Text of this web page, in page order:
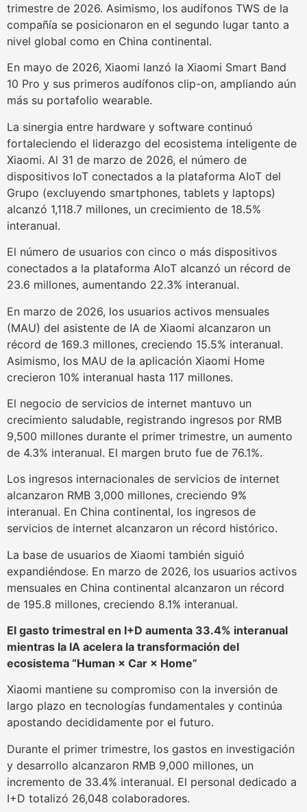
trimestre de 2026. Asimismo, los audífonos TWS de la
compañía se posicionaron en el segundo lugar tanto a
nivel global como en China continental.
En mayo de 2026, Xiaomi lanzó la Xiaomi Smart Band
10 Pro y sus primeros audífonos clip-on, ampliando aún
más su portafolio wearable.
La sinergia entre hardware y software continuó
fortaleciendo el liderazgo del ecosistema inteligente de
Xiaomi. Al 31 de marzo de 2026, el número de
dispositivos IoT conectados a la plataforma AIoT del
Grupo (excluyendo smartphones, tablets y laptops)
alcanzó 1,118.7 millones, un crecimiento de 18.5%
interanual.
El número de usuarios con cinco o más dispositivos
conectados a la plataforma AIoT alcanzó un récord de
23.6 millones, aumentando 22.3% interanual.
En marzo de 2026, los usuarios activos mensuales
(MAU) del asistente de IA de Xiaomi alcanzaron un
récord de 169.3 millones, creciendo 15.5% interanual.
Asimismo, los MAU de la aplicación Xiaomi Home
crecieron 10% interanual hasta 117 millones.
El negocio de servicios de internet mantuvo un
crecimiento saludable, registrando ingresos por RMB
9,500 millones durante el primer trimestre, un aumento
de 4.3% interanual. El margen bruto fue de 76.1%.
Los ingresos internacionales de servicios de internet
alcanzaron RMB 3,000 millones, creciendo 9%
interanual. En China continental, los ingresos de
servicios de internet alcanzaron un récord histórico.
La base de usuarios de Xiaomi también siguió
expandiéndose. En marzo de 2026, los usuarios activos
mensuales en China continental alcanzaron un récord
de 195.8 millones, creciendo 8.1% interanual.
El gasto trimestral en I+D aumenta 33.4% interanual
mientras la IA acelera la transformación del
ecosistema “Human × Car × Home”
Xiaomi mantiene su compromiso con la inversión de
largo plazo en tecnologías fundamentales y continúa
apostando decididamente por el futuro.
Durante el primer trimestre, los gastos en investigación
y desarrollo alcanzaron RMB 9,000 millones, un
incremento de 33.4% interanual. El personal dedicado a
I+D totalizó 26,048 colaboradores.